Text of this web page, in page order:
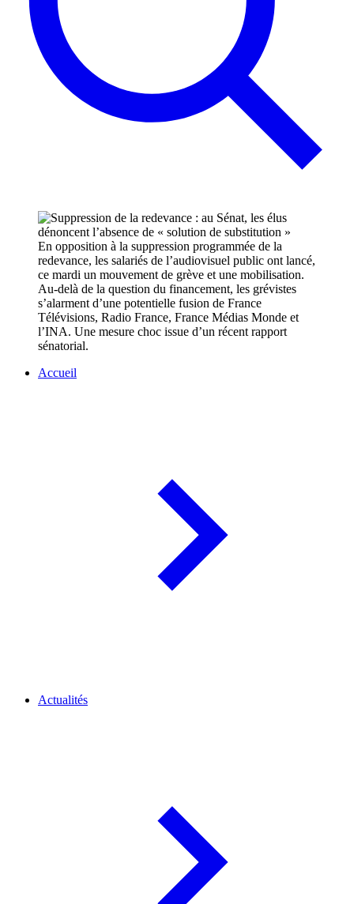
En opposition à la suppression programmée de la
redevance, les salariés de l’audiovisuel public ont lancé,
ce mardi un mouvement de grève et une mobilisation.
Au-delà de la question du financement, les grévistes
s’alarment d’une potentielle fusion de France
Télévisions, Radio France, France Médias Monde et
l’INA. Une mesure choc issue d’un récent rapport
sénatorial.
Accueil
Actualités